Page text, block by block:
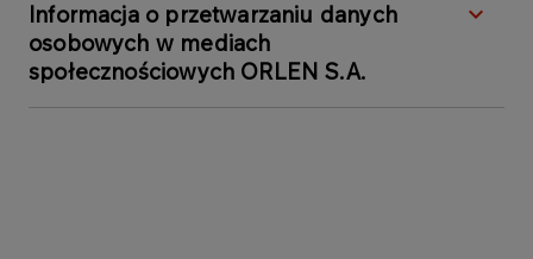
Informacja o przetwarzaniu danych
osobowych w mediach
społecznościowych ORLEN S.A.